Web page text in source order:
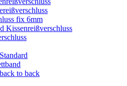
fix 6mm
Kissenreißverschluss
to back